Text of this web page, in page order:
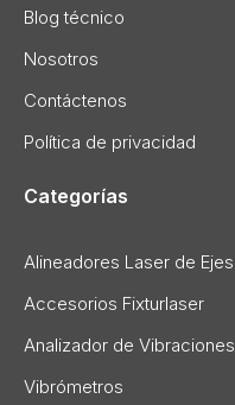
Blog técnico
Nosotros
Contáctenos
Política de privacidad
Categorías
Alineadores Laser de Ejes
Accesorios Fixturlaser
Analizador de Vibraciones
Vibrómetros